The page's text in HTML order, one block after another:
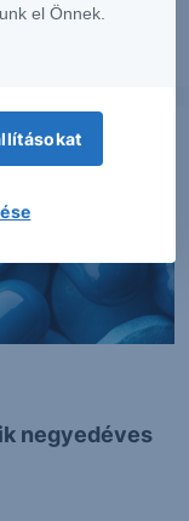
negyedéves
el Önnek.